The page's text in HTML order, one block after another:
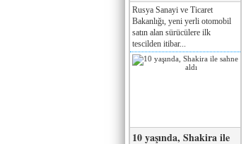
Rusya Sanayi ve Ticaret
Bakanlığı, yeni yerli otomobil
satın alan sürücülere ilk
tescilden itibar...
10 yaşında, Shakira ile